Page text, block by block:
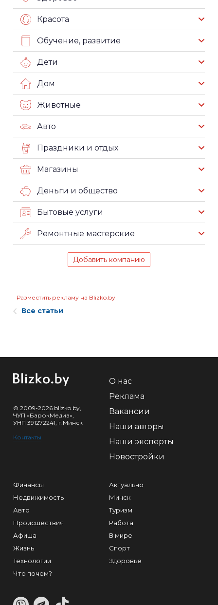
Красота
Обучение, развитие
Дети
Дом
Животные
Авто
Праздники и отдых
Магазины
Деньги и общество
Бытовые услуги
Ремонтные мастерские
Добавить компанию
Разместить рекламу на Blizko.by
Все статьи
© 2009-2026 blizko.by,
ЧУП «БарокМедиа»,
УНП 391272241, г.Минск
Контакты
О нас
Реклама
Вакансии
Наши авторы
Наши эксперты
Новостройки
Финансы
Недвижимость
Авто
Происшествия
Афиша
Жизнь
Технологии
Что почем?
Актуально
Минск
Туризм
Работа
В мире
Спорт
Здоровье